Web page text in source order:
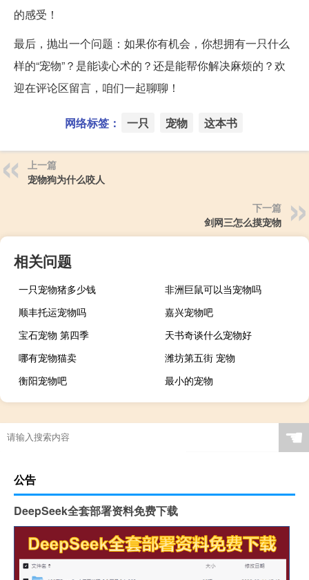
的感受！
最后，抛出一个问题：如果你有机会，你想拥有一只什么
样的“宠物”？是能读心术的？还是能帮你解决麻烦的？欢
迎在评论区留言，咱们一起聊聊！
网络标签： 一只 宠物 这本书
上一篇
宠物狗为什么咬人
下一篇
剑网三怎么摸宠物
相关问题
一只宠物猪多少钱
非洲巨鼠可以当宠物吗
顺丰托运宠物吗
嘉兴宠物吧
宝石宠物 第四季
天书奇谈什么宠物好
哪有宠物猫卖
潍坊第五街 宠物
衡阳宠物吧
最小的宠物
☚
公告
DeepSeek全套部署资料免费下载